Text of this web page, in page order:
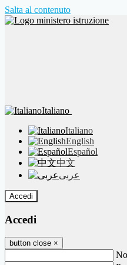
Salta al contenuto
Italiano
Italiano
English
Español
中文
عربى
Accedi
Accedi
button close ×